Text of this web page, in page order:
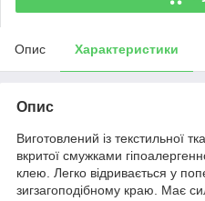
Опис Характеристики
Опис
Виготовлений із текстильної
вкритої смужками
клею. Легко відривається у
зигзагоподібному краю. Має